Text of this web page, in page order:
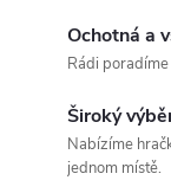
Ochotná a
Rádi
Široký
Nabízíme
jednom místě.